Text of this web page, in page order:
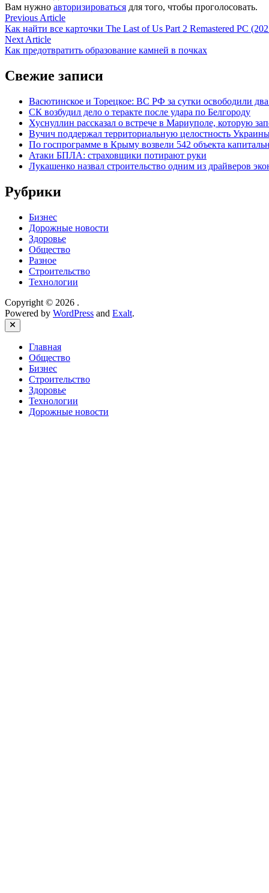
Вам нужно авторизироваться для того, чтобы проголосовать.
Навигация
по
записям
Previous ArticlePrevious
article:
Как найти все карточки The Last of Us Part 2 Remastered PC
Next ArticleNext
article:
Как предотвратить образование камней в почках
Свежие записи
Васютинское и Торецкое: ВС РФ за сутки освободили
СК возбудил дело о теракте после удара по Белгороду
Хуснуллин рассказал о встрече в Мариуполе, которую
Вучич поддержал территориальную целостность
По госпрограмме в Крыму возвели 542 объекта
Атаки БПЛА: страховщики потирают руки
Лукашенко назвал строительство одним из драйверов
Рубрики
Бизнес
Дорожные новости
Здоровье
Общество
Разное
Строительство
Технологии
Copyright © 2026 .
Powered by WordPress and Exalt.
Close
Главная
Общество
Бизнес
Строительство
Здоровье
Технологии
Дорожные новости